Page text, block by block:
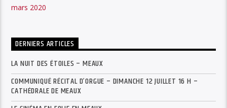
mars 2020
DERNIERS ARTICLES
LA NUIT DES ÉTOILES – MEAUX
COMMUNIQUÉ RÉCITAL D’ORGUE – DIMANCHE 12 JUILLET 16 H –
CATHÉDRALE DE MEAUX